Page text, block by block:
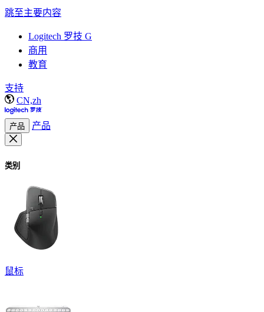
跳至主要内容
Logitech 罗技 G
商用
教育
支持
CN,zh
产品 产品
类别
鼠标